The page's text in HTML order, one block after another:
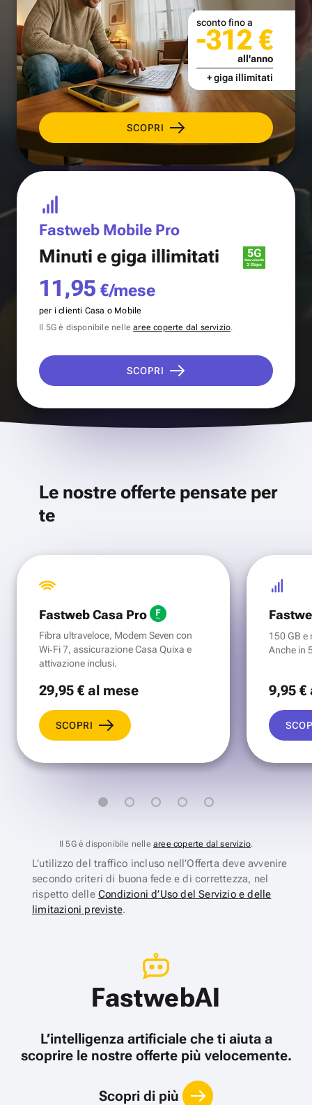
SCOPRI
sconto fino a
-312 €
all'anno
+ giga illimitati
Fastweb Mobile Pro
Minuti e giga illimitati
11,95 €/mese
per i clienti Casa o Mobile
Il 5G è disponibile nellearee coperte dal servizio.
SCOPRI
Le nostre offerte pensate per
te
Fastweb Casa Pro
Fibra ultraveloce, Modem Seven con
Wi‑Fi 7, assicurazione Casa Quixa e
attivazione inclusi.
29,95 €al mese
SCOPRI
150 GB e
Anche in
9,95 €
Il 5G è disponibile nelle aree coperte dal servizio.
L’utilizzo del traffico incluso nell’Offerta deve avvenire
secondo criteri di buona fede e di correttezza, nel
rispetto delle Condizioni d’Uso del Servizio e delle
limitazioni previste.
FastwebAI
L’intelligenza artificiale che ti aiuta a
scoprire le nostre offerte più velocemente.
Scopri di più